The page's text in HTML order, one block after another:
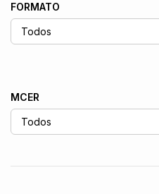
FORMATO
MCER